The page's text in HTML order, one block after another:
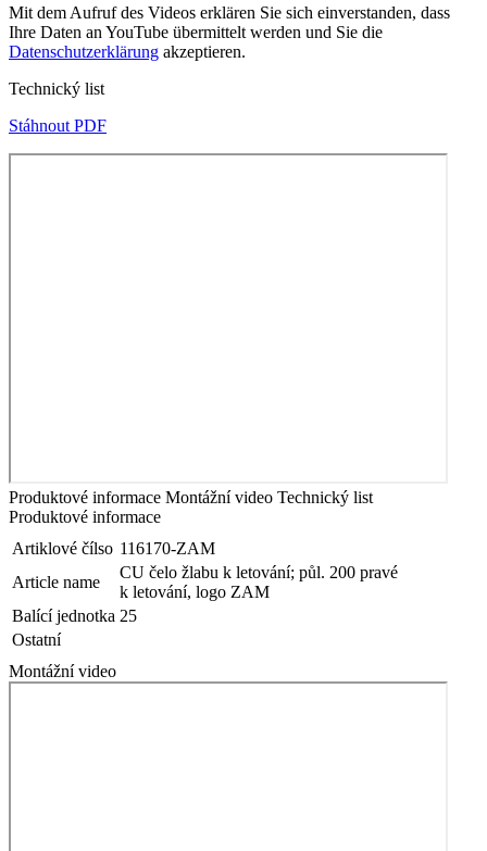
Mit dem Aufruf des Videos erklären Sie sich einverstanden, dass
Ihre Daten an YouTube übermittelt werden und Sie die
Datenschutzerklärung akzeptieren.
Technický list
Stáhnout PDF
Produktové informace Montážní video Technický list
Produktové informace
Artiklové čílso 116170-ZAM
Article name
CU čelo žlabu k letování; půl. 200 pravé
k letování, logo ZAM
Balící jednotka 25
Ostatní
Montážní video